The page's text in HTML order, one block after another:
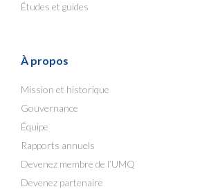
Études et guides
À propos
Mission et historique
Gouvernance
Équipe
Rapports annuels
Devenez membre de l’UMQ
Devenez partenaire